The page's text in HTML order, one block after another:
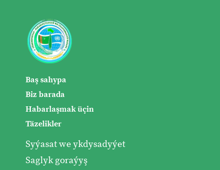
Baş sahypa
Biz barada
Habarlaşmak üçin
Täzelikler
Syýasat we ykdysadyýet
Saglyk goraýyş